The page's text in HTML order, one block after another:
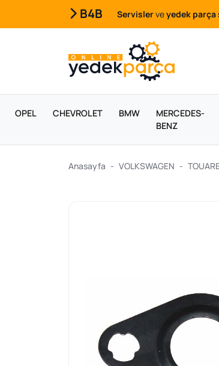
B4B Servislerveyedek parça
OPEL CHEVROLET BMW
MERCEDES-
BENZ
Anasayfa VOLKSWAGEN